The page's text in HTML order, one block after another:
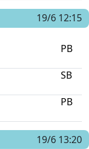
19/6 12:15
PB
SB
PB
19/6 13:20